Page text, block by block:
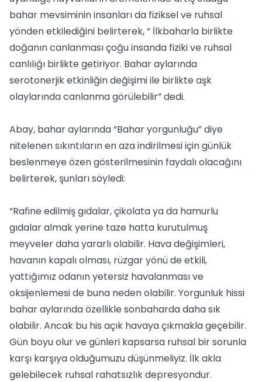
bahar mevsiminin insanları da fiziksel ve ruhsal
yönden etkilediğini belirterek, “ İlkbaharla birlikte
doğanın canlanması çoğu insanda fiziki ve ruhsal
canlılığı birlikte getiriyor. Bahar aylarında
serotonerjik etkinliğin değişimi ile birlikte aşk
olaylarında canlanma görülebilir” dedi.
Abay, bahar aylarında “Bahar yorgunluğu” diye
nitelenen sıkıntıların en aza indirilmesi için günlük
beslenmeye özen gösterilmesinin faydalı olacağını
belirterek, şunları söyledi:
“Rafine edilmiş gıdalar, çikolata ya da hamurlu
gıdalar almak yerine taze hatta kurutulmuş
meyveler daha yararlı olabilir. Hava değişimleri,
havanın kapalı olması, rüzgar yönü de etkili,
yattığımız odanın yetersiz havalanması ve
oksijenlemesi de buna neden olabilir. Yorgunluk hissi
bahar aylarında özellikle sonbaharda daha sık
olabilir. Ancak bu his açık havaya çıkmakla geçebilir.
Gün boyu olur ve günleri kapsarsa ruhsal bir sorunla
karşı karşıya olduğumuzu düşünmeliyiz. İlk akla
gelebilecek ruhsal rahatsızlık depresyondur.